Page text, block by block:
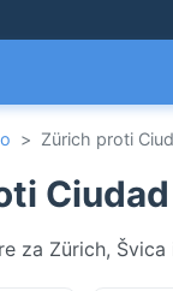
> Zürich proti
za Zürich,